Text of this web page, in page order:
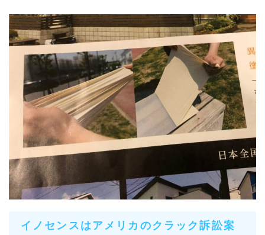
イノセンスはアメリカのクラック訴訟案